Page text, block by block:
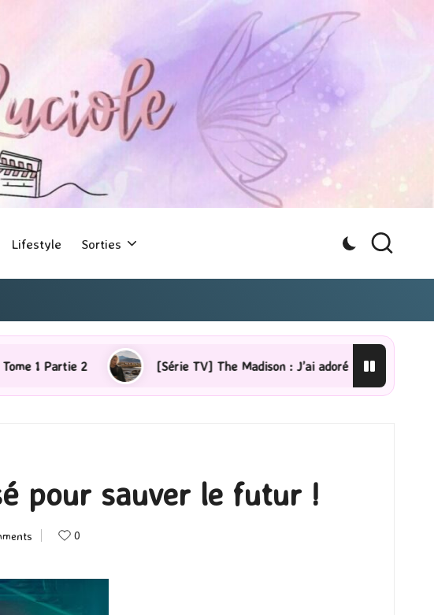
Lifestyle Sorties
The Madison : J’ai adoré ! [Lecture] La femme de ménage : J’ai
pour sauver le futur !
0